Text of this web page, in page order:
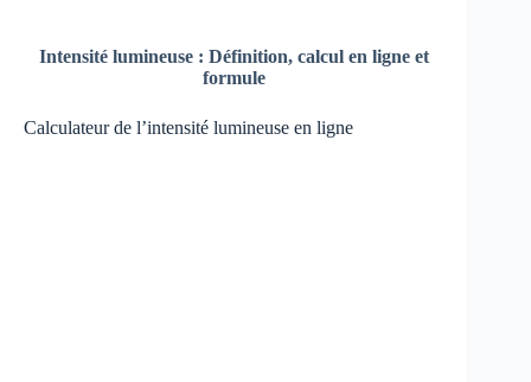
Intensité lumineuse : Définition, calcul en ligne et
formule
Calculateur de l’intensité lumineuse en ligne